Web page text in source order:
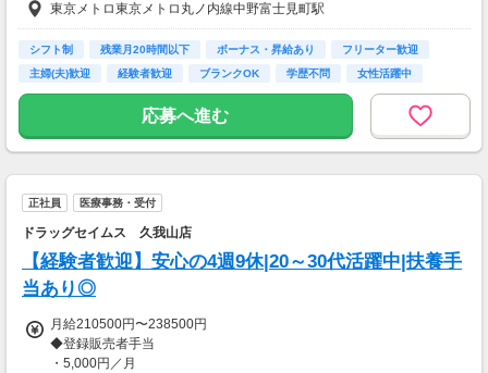
※給与は、経験・スキル・保有資格などによって決定します一律手当
を含む給与総額金額となります
【昇給】年1回 評価・勤務成績による
東京メトロ東京メトロ丸ノ内線中野富士見町駅
シフト制 残業月20時間以下 ボーナス・昇給あり
フリーター歓迎
主婦(夫)歓迎
経験者歓迎 ブランクOK 学歴不問 女性活躍中
応募へ進む
正社員 医療事務・受付
ドラッグセイムス 久我山店
【経験者歓迎】安心の4週9休|20～30代活躍中|扶養手
当あり◎
月給210500円〜238500円
◆登録販売者手当
・5,000円／月